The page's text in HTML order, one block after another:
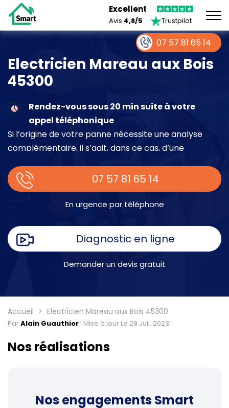
Excellent
Avis 4,8/5 Trustpilot
Electricien Mareau aux Bois
45300
Rendez-vous sous 20 min suite à votre
appel téléphonique
Si l’origine de votre panne nécessite une analyse
complémentaire, il s’agit, dans ce cas, d’une
place.
07 57 81 65 14
En urgence par téléphone
Diagnostic en ligne
Demander un devis gratuit
Accueil Electricien Mareau aux Bois 45300
ParAlain Guauthier | Mise à jour Le 28 Juil. 2023
Nos réalisations
Nos engagements Smart
07 57 81 65 14